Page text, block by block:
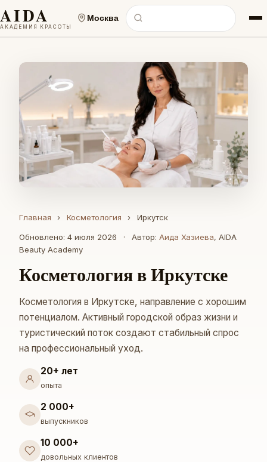
AIDA
АКАДЕМИЯ КРАСОТЫ
Москва
Главная › Косметология › Иркутск
Обновлено: 4 июля 2026 · Автор:Аида Хазиева, AIDA
Beauty Academy
Косметология в Иркутске
Косметология в Иркутске, направление с хорошим
потенциалом. Активный городской образ жизни и
туристический поток создают стабильный спрос
на профессиональный уход.
20+ лет
опыта
2 000+
выпускников
10 000+
довольных клиентов